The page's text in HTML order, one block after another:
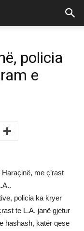
policia
e
me ç’rast
policia ka kryer
te L.A. janë gjetur
hashash, katër qese